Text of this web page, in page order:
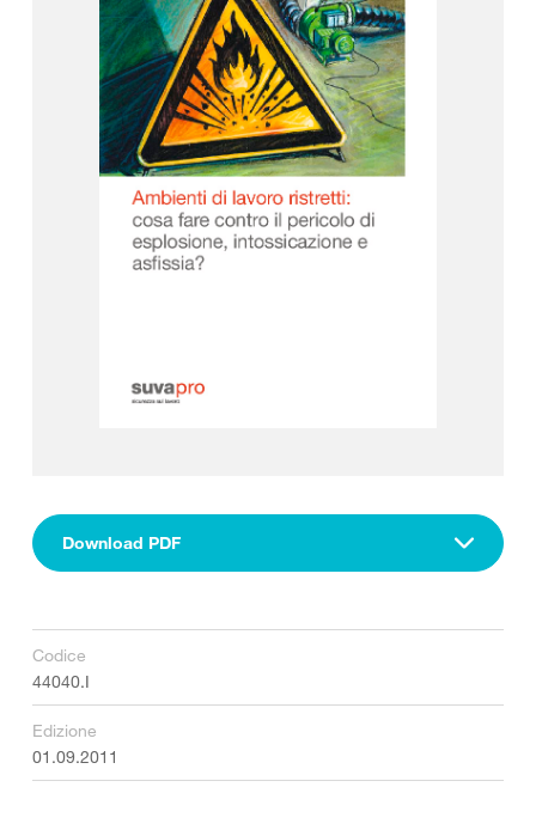
Download PDF
Codice
44040.I
Edizione
01.09.2011